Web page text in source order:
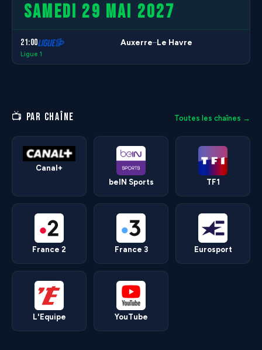
SAMEDI 29 MAI 2027
21:00 Auxerre–Le Havre
Ligue 1
📺 PAR CHAÎNE Toutes les chaînes →
Canal+
beIN Sports
TF1
France 2 France 3 Eurosport
L'Equipe YouTube